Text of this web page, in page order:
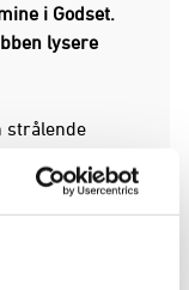
i Godset.
lysere
strålende
i
ut til den